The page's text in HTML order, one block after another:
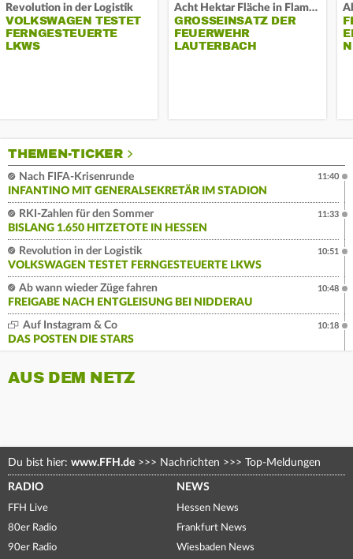
Revolution in der Logistik
VOLKSWAGEN TESTET
FERNGESTEUERTE
LKWS
Acht Hektar Fläche in Flammen
GROSSEINSATZ DER F
EUERWEHR L
AUTERBACH
THEMEN-TICKER
Nach FIFA-Krisenrunde
INFANTINO MIT GENERALSEKRETÄR IM STADION
11:40
RKI-Zahlen für den Sommer
BISLANG 1.650 HITZETOTE IN HESSEN
11:33
Revolution in der Logistik
VOLKSWAGEN TESTET FERNGESTEUERTE LKWS
10:51
Ab wann wieder Züge fahren
FREIGABE NACH ENTGLEISUNG BEI NIDDERAU
10:48
Auf Instagram & Co
DAS POSTEN DIE STARS
10:18
AUS DEM NETZ
Du bist hier: www.FFH.de >>> Nachrichten >>> Top-Meldungen
RADIO
FFH Live
80er Radio
90er Radio
NEWS
Hessen News
Frankfurt News
Wiesbaden News